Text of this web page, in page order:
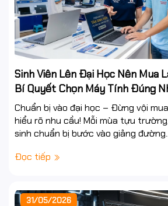
Sinh Viên Lên Đại Học Nên Mua
Bí Quyết Chọn Máy Tính Đúng
Lãng Phí Tiền Của Bố Mẹ
Chuẩn bị vào đại học – Đừng vội
hiểu rõ nhu cầu! Mỗi mùa tựu
sinh chuẩn bị bước vào giảng
Đọc tiếp
31/05/2026